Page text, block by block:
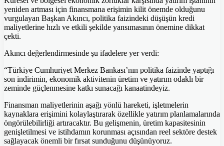
yeniden artması için finansmana erişimin kilit önemde olduğunu
vurgulayan Başkan Akıncı, politika faizindeki düşüşün kredi
maliyetlerine hızlı ve etkili şekilde yansımasının önemine dikkat
çekti.
Akıncı değerlendirmesinde şu ifadelere yer verdi:
“Türkiye Cumhuriyet Merkez Bankası’nın politika faizinde yaptığı
son indirimin, ekonomik aktivitenin üretim ve yatırım odaklı bir
zeminde güçlenmesine katkı sunacağı kanaatindeyiz.
Finansman maliyetlerinin aşağı yönlü hareketi, işletmelerin
kaynaklara erişimini kolaylaştırarak özellikle yatırım planlamalarında
öngörülebilirliği artıracaktır. Bu gelişmenin, üretim kapasitesinin
genişletilmesi ve istihdamın korunması açısından reel sektöre destek
sağlayacak önemli bir fırsat sunduğunu düşünüyoruz.